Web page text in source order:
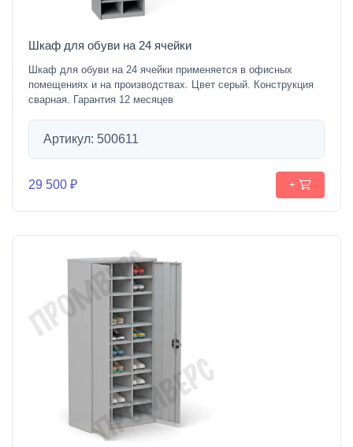
Шкаф для обуви на 24 ячейки
Шкаф для обуви на 24 ячейки применяется в офисных
помещениях и на производствах. Цвет серый. Конструкция
сварная. Гарантия 12 месяцев
Артикул: 500611
29 500 ₽ +